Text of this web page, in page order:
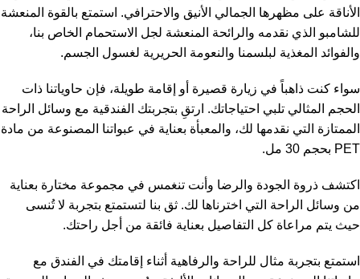
الأناقة على مظهرها الجمالي الأنيق والاحترافي. استمتع بالقوة المنعشة
للشامبو الذي نقدمه والرائحة المنعشة لجل الاستحمام الخاص بنا،
والفوائد المغذية لبلسمنا والنعومة الحريرية لغسول الجسم.
سواء كنت ذاهباً في زيارة قصيرة أو إقامة طويلة، فإن حاوياتنا ذات
الحجم المثالي تلبي احتياجاتك. ارتقِ بتجربتك الفندقية مع وسائل الراحة
الممتازة التي نقدمها لك، والمعبأة بعناية في عبواتنا المصنوعة من مادة
PET بحجم 30 مل.
اكتشف ذروة الجودة والرضا وأنت تنغمس في مجموعة مختارة بعناية
من وسائل الراحة التي اخترناها لك. ثق بنا لتستمتع بتجربة لا تُنسى
حيث يتم مراعاة كل التفاصيل بعناية فائقة من أجل راحتك.
استمتع بتجربة مثال للراحة والرفاهية أثناء إقامتك في الفندق مع